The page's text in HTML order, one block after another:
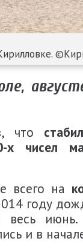
что
х чисел
всего на
году
весь
и в